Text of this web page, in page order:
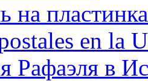
на
en la
Рафаэля в